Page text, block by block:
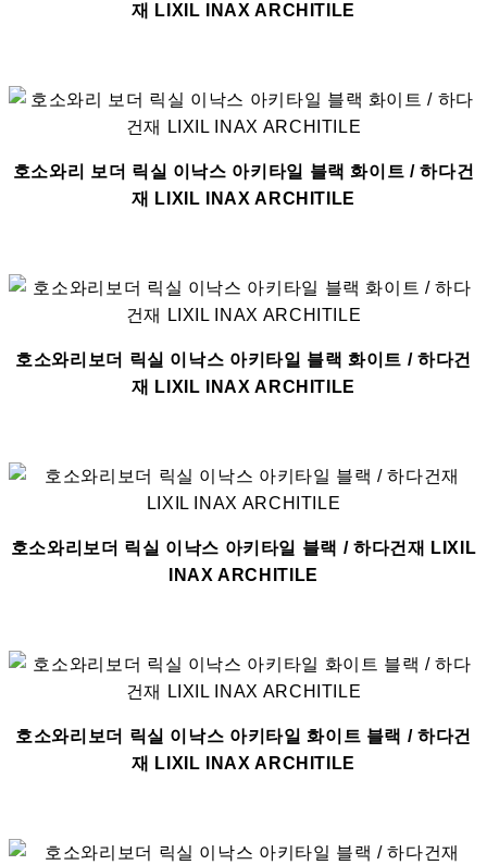
재 LIXIL INAX ARCHITILE
호소와리 보더 릭실 이낙스 아키타일 블랙 화이트 / 하다건
재 LIXIL INAX ARCHITILE
호소와리보더 릭실 이낙스 아키타일 블랙 화이트 / 하다건
재 LIXIL INAX ARCHITILE
호소와리보더 릭실 이낙스 아키타일 블랙 / 하다건재 LIXIL
INAX ARCHITILE
호소와리보더 릭실 이낙스 아키타일 화이트 블랙 / 하다건
재 LIXIL INAX ARCHITILE